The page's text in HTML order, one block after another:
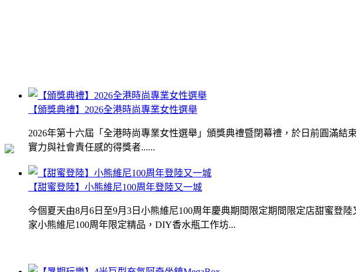
【頒獎典禮】2026全港時尚專業女性選舉
2026年第十六屆「全港時尚專業女性選舉」頒獎典禮暨閉幕禮，於日前圓滿
實力與社會責任感的得獎者......
【甜蜜登陸】小熊維尼100周年登陸又一城
今個夏天由8月6日至9月3日小熊維尼100周年慶典期間限定期間限定店甜蜜登
家小熊維尼100周年限定精品，DIY香水瓶工作坊...